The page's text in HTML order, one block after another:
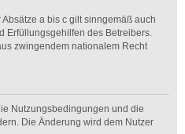
a bis c gilt sinngemäß auch
Erfüllungsgehilfen des Betreibers.
zwingendem nationalem Recht
Nutzungsbedingungen und die
Die Änderung wird dem Nutzer